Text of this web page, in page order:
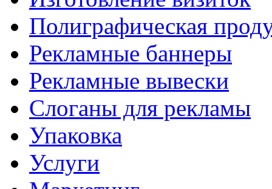
Полиграфическая
Рекламные баннеры
Рекламные вывески
Слоганы для рекламы
Упаковка
Услуги